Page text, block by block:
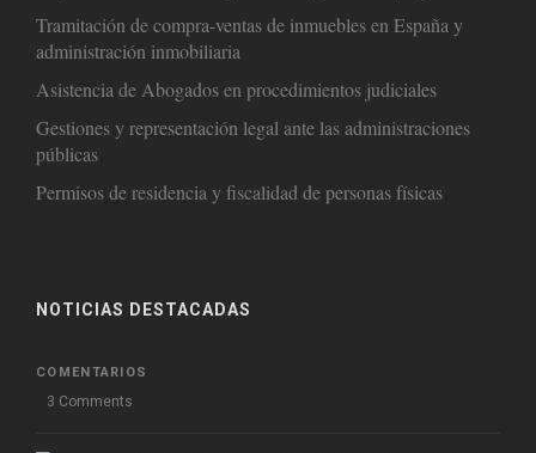
Tramitación de compra-ventas de inmuebles en España y
administración inmobiliaria
Asistencia de Abogados en procedimientos judiciales
Gestiones y representación legal ante las administraciones
públicas
Permisos de residencia y fiscalidad de personas físicas
NOTICIAS DESTACADAS
COMENTARIOS
3 Comments